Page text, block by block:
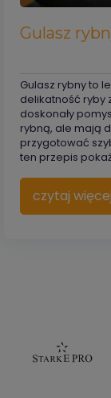
Gulasz
Gulasz rybny to
delikatność ryby
doskonały
rybną, ale mają
przygotować
ten przepis
czytaj więcej